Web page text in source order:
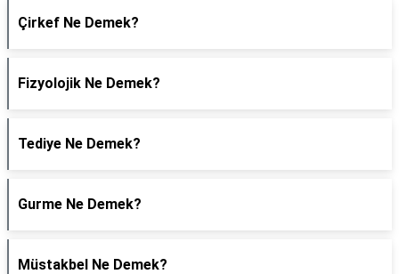
Çirkef Ne Demek?
Fizyolojik Ne Demek?
Tediye Ne Demek?
Gurme Ne Demek?
Müstakbel Ne Demek?